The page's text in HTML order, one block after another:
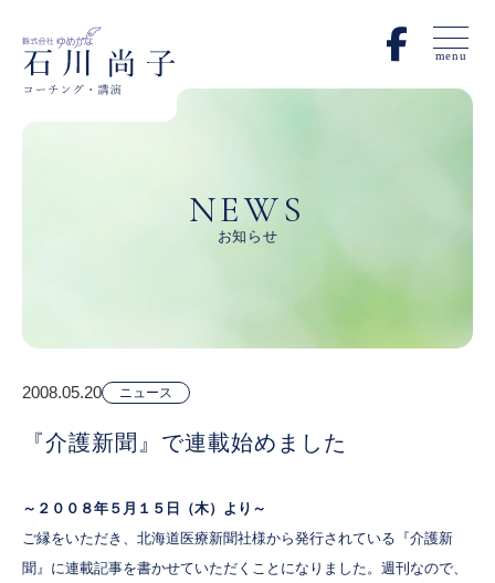
menu
NEWS
お知らせ
2008.05.20 ニュース
『介護新聞』で連載始めました
～２００８年５月１５日（木）より～
ご縁をいただき、北海道医療新聞社様から発行されている『介護新
聞』に連載記事を書かせていただくことになりました。週刊なので、